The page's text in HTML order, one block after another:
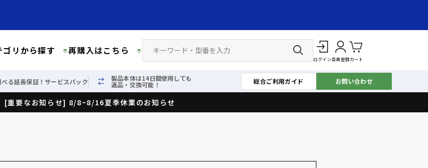
ゴリから探す 再購入はこちら
ログイン会員登録カート
べる延長保証！サービスパック 製品本体は14日間使用しても
返品・交換可能！ 総合ご利用ガイド お問い合わせ
[重要なお知らせ] 8/8~8/16夏季休業のお知らせ